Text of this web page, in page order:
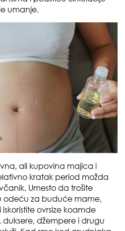
umanje.
ali kupovina majica i
kratak period možda
Umesto da trošite
odeću za buduće mame,
ovrsize koamde
džempere i drugu